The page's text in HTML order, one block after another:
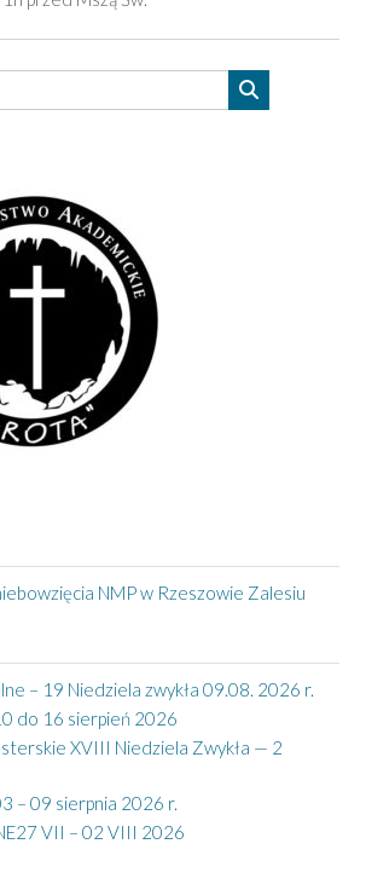
NMP w Rzeszowie Zalesiu
– 19 Niedziela zwykła 09.08. 2026 r.
do 16 sierpień 2026
XVIII Niedziela Zwykła — 2
– 09 sierpnia 2026 r.
VII – 02 VIII 2026